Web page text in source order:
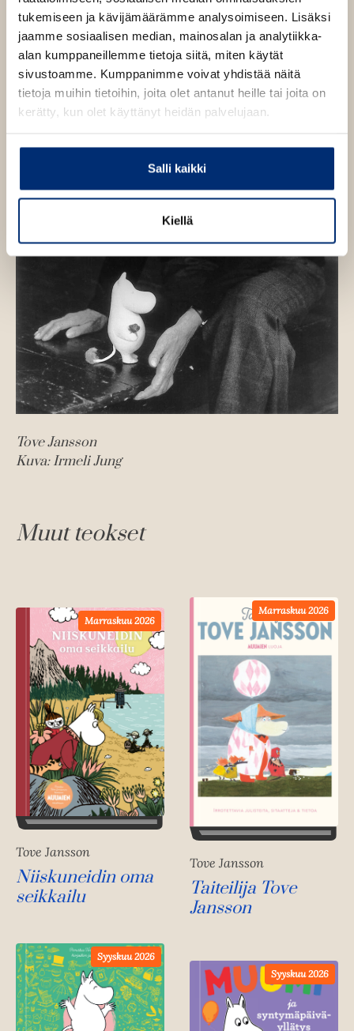
tukemiseen ja kävijämäärämme analysoimiseen. Lisäksi
jaamme sosiaalisen median, mainosalan ja analytiikka-
alan kumppaneillemme tietoja siitä, miten käytät
sivustoamme. Kumppanimme voivat yhdistää näitä
tietoja muihin tietoihin, joita olet antanut heille tai joita on
kerätty, kun olet käyttänyt heidän palvelujaan.
Salli kaikki
Kiellä
l
e
h
t
e
e
n
i
l
e
h
t
e
n
Tove Jansson
Kuva: Irmeli Jung
Muut teokset
Marraskuu 2026
Tove Jansson
Niiskuneidin oma
seikkailu
Marraskuu 2026
Tove Jansson
Taiteilija Tove
Jansson
Syyskuu 2026
Syyskuu 2026